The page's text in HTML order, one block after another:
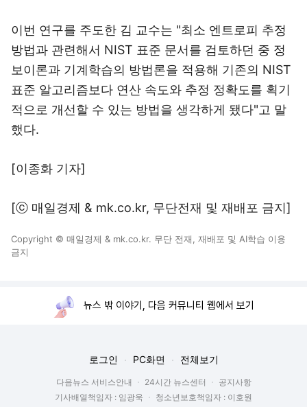
이번 연구를 주도한 김 교수는 "최소 엔트로피 추정
방법과 관련해서 NIST 표준 문서를 검토하던 중 정
보이론과 기계학습의 방법론을 적용해 기존의 NIST
표준 알고리즘보다 연산 속도와 추정 정확도를 획기
적으로 개선할 수 있는 방법을 생각하게 됐다"고 말
했다.
[이종화 기자]
[ⓒ 매일경제 & mk.co.kr, 무단전재 및 재배포 금지]
Copyright © 매일경제 & mk.co.kr. 무단 전재, 재배포 및 AI학습 이용
금지
뉴스 밖 이야기, 다음 커뮤니티 웹에서 보기
로그인 PC화면 전체보기
다음뉴스 서비스안내 24시간 뉴스센터
공지사항
기사배열책임자 : 임광욱
청소년보호책임자 : 이호원